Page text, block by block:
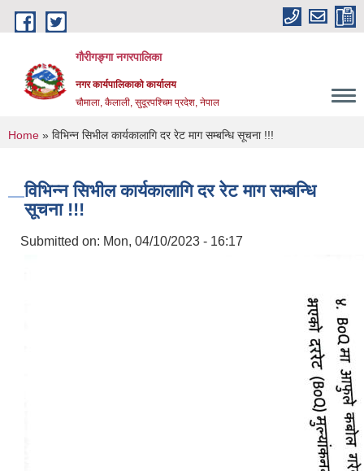
Skip to main content
गौरीगङ्गा नगरपालिका
नगर कार्यपालिकाको कार्यालय
चौमाला, कैलाली, सुदूरपश्चिम प्रदेश, नेपाल
You are here
Home » विभिन्न सिभील कार्यकालागि दर रेट माग सम्बन्धि सूचना !!!
विभिन्न सिभील कार्यकालागि दर रेट माग सम्बन्धि
सूचना !!!
Submitted on: Mon, 04/10/2023 - 16:17